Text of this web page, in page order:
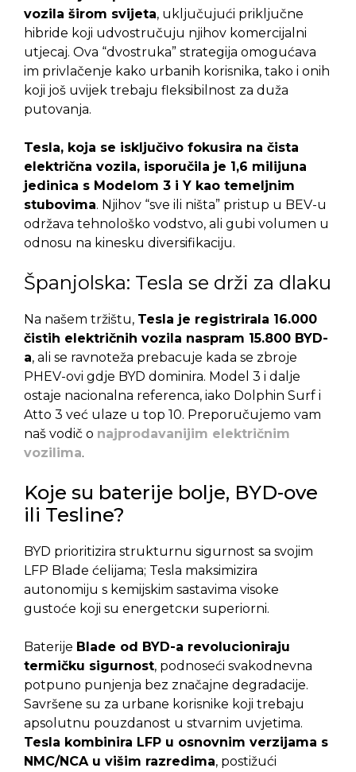
vozila širom svijeta, uključujući priključne
hibride koji udvostručuju njihov komercijalni
utjecaj. Ova “dvostruka” strategija omogućava
im privlačenje kako urbanih korisnika, tako i onih
koji još uvijek trebaju fleksibilnost za duža
putovanja.
Tesla, koja se isključivo fokusira na čista
električna vozila, isporučila je 1,6 milijuna
jedinica s Modelom 3 i Y kao temeljnim
stubovima. Njihov “sve ili ništa” pristup u BEV-u
održava tehnološko vodstvo, ali gubi volumen u
odnosu na kinesku diversifikaciju.
Španjolska: Tesla se drži za dlaku
Na našem tržištu, Tesla je registrirala 16.000
čistih električnih vozila naspram 15.800 BYD-
a, ali se ravnoteža prebacuje kada se zbroje
PHEV-ovi gdje BYD dominira. Model 3 i dalje
ostaje nacionalna referenca, iako Dolphin Surf i
Atto 3 već ulaze u top 10. Preporučujemo vam
naš vodič o najprodavanijim električnim
vozilima.
Koje su baterije bolje, BYD-ove
ili Tesline?
BYD prioritizira strukturnu sigurnost sa svojim
LFP Blade ćelijama; Tesla maksimizira
autonomiju s kemijskim sastavima visoke
gustoće koji su energetски superiorni.
Baterije Blade od BYD-a revolucioniraju
termičku sigurnost, podnoseći svakodnevna
potpuno punjenja bez značajne degradacije.
Savršene su za urbane korisnike koji trebaju
apsolutnu pouzdanost u stvarnim uvjetima.
Tesla kombinira LFP u osnovnim verzijama s
NMC/NCA u višim razredima, postižući